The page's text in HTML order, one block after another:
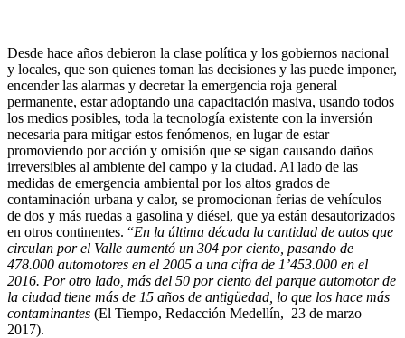
Desde hace años debieron la clase política y los gobiernos nacional
y locales, que son quienes toman las decisiones y las puede imponer,
encender las alarmas y decretar la emergencia roja general
permanente, estar adoptando una capacitación masiva, usando todos
los medios posibles, toda la tecnología existente con la inversión
necesaria para mitigar estos fenómenos, en lugar de estar
promoviendo por acción y omisión que se sigan causando daños
irreversibles al ambiente del campo y la ciudad. Al lado de las
medidas de emergencia ambiental por los altos grados de
contaminación urbana y calor, se promocionan ferias de vehículos
de dos y más ruedas a gasolina y diésel, que ya están desautorizados
en otros continentes. “En la última década la cantidad de autos que
circulan por el Valle aumentó un 304 por ciento, pasando de
478.000 automotores en el 2005 a una cifra de 1’453.000 en el
2016. Por otro lado, más del 50 por ciento del parque automotor de
la ciudad tiene más de 15 años de antigüedad, lo que los hace más
contaminantes (El Tiempo, Redacción Medellín, 23 de marzo
2017).